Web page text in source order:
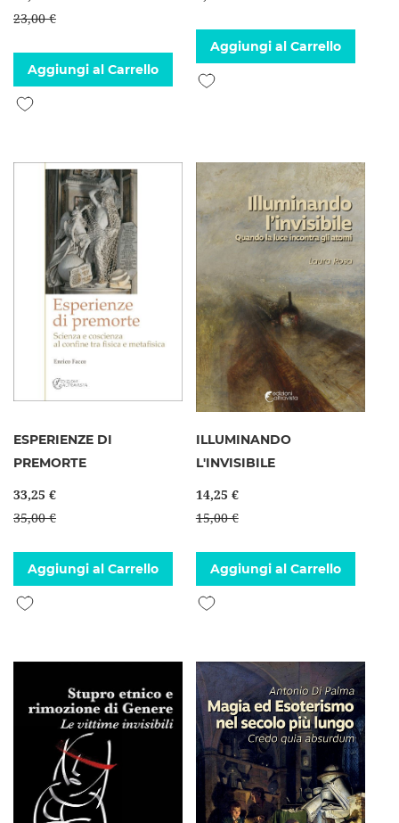
23,00 €
Aggiungi al Carrello
Aggiungi alla lista desideri
Aggiungi al Carrello
Aggiungi alla lista desideri
ESPERIENZE DI
PREMORTE
33,25 €
35,00 €
Aggiungi al Carrello
Aggiungi alla lista desideri
ILLUMINANDO
L'INVISIBILE
14,25 €
15,00 €
Aggiungi al Carrello
Aggiungi alla lista desideri